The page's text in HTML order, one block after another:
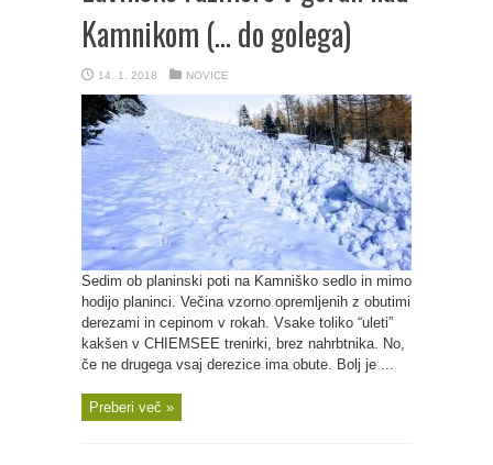
Kamnikom (… do golega)
14. 1. 2018 NOVICE
Sedim ob planinski poti na Kamniško sedlo in mimo
hodijo planinci. Večina vzorno opremljenih z obutimi
derezami in cepinom v rokah. Vsake toliko “uleti”
kakšen v CHIEMSEE trenirki, brez nahrbtnika. No,
če ne drugega vsaj derezice ima obute. Bolj je ...
Preberi več »